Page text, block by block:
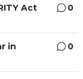
Act
0
in
0